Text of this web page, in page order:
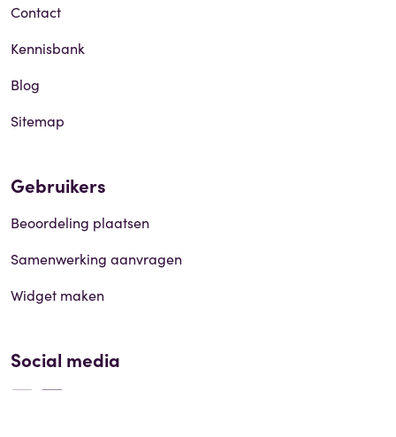
Contact
Kennisbank
Blog
Sitemap
Gebruikers
Beoordeling plaatsen
Samenwerking aanvragen
Widget maken
Social media